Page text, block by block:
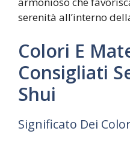
serenità all’interno
Colori E
Consigliati
Shui
Significato Dei